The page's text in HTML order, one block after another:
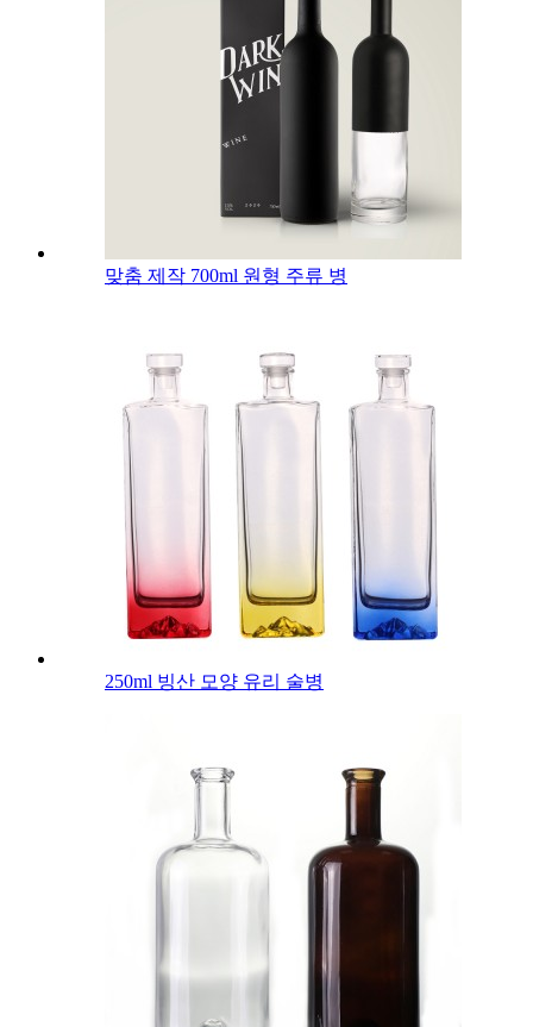
맞춤 제작 700ml 원형 주류 병
250ml 빙산 모양 유리 술병